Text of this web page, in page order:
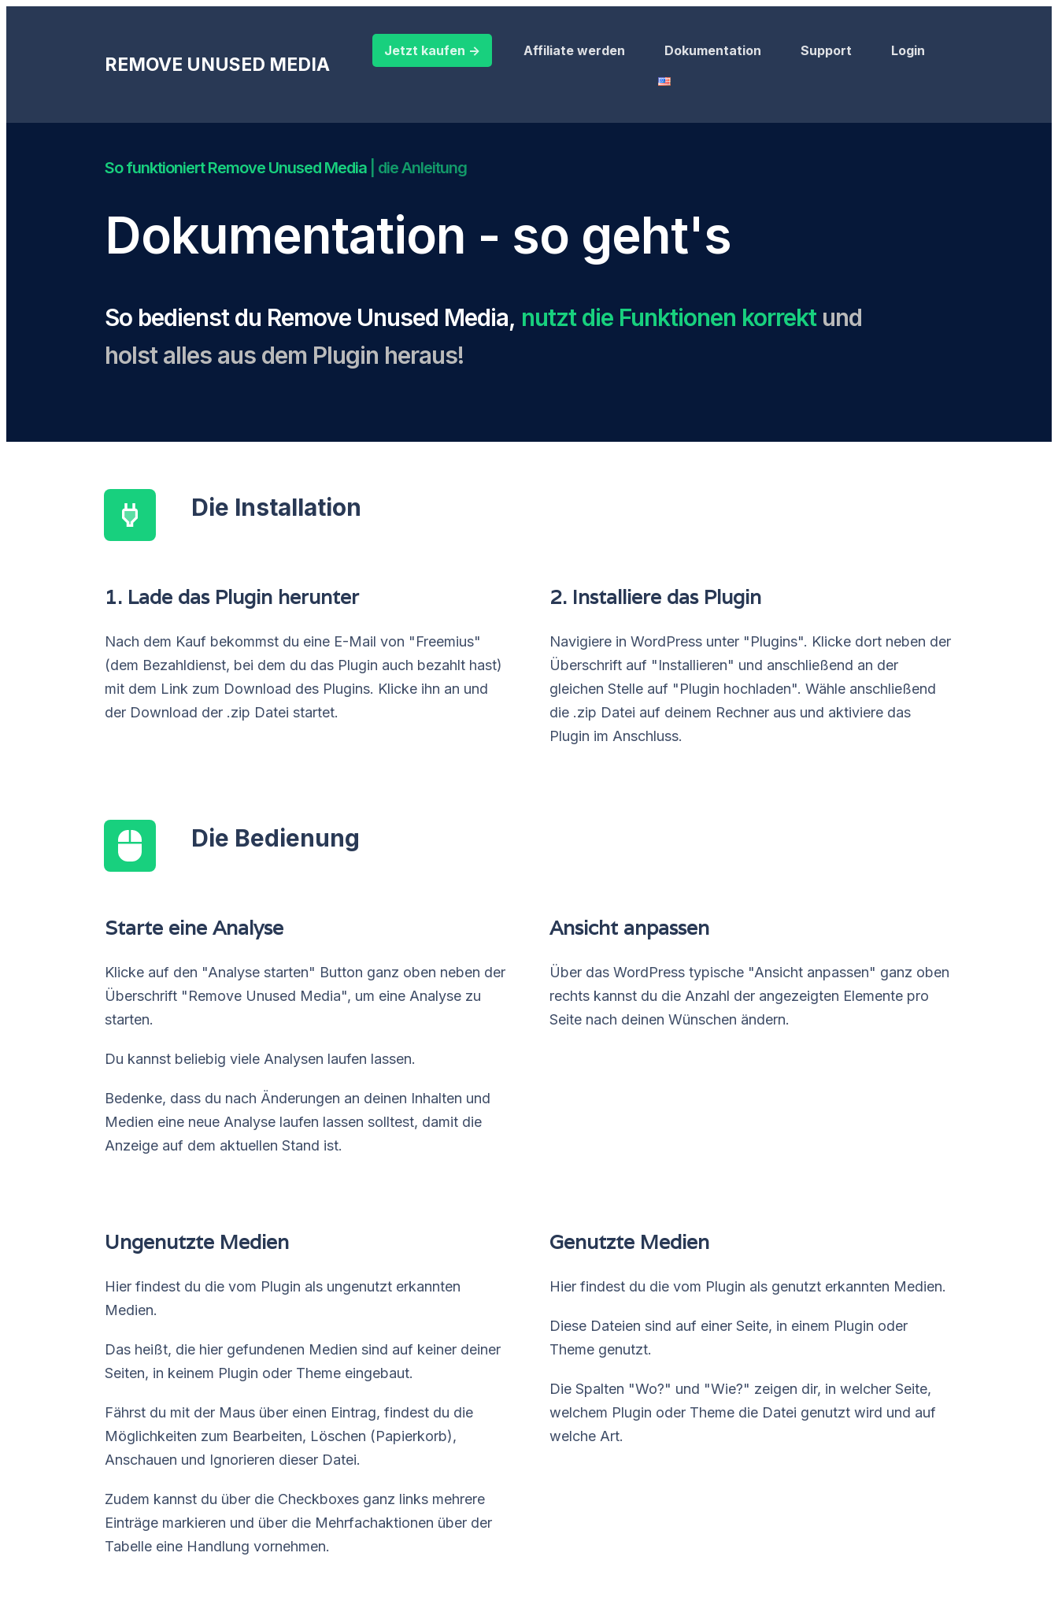
REMOVE UNUSED MEDIA
Jetzt kaufen -> Affiliate werden Dokumentation Support Login
So funktioniert Remove Unused Media | die Anleitung
Dokumentation - so geht's
So bedienst du Remove Unused Media, nutzt die Funktionen korrekt und
holst alles aus dem Plugin heraus!
Die Installation
1. Lade das Plugin herunter
Nach dem Kauf bekommst du eine E-Mail von "Freemius"
(dem Bezahldienst, bei dem du das Plugin auch bezahlt hast)
mit dem Link zum Download des Plugins. Klicke ihn an und
der Download der .zip Datei startet.
2. Installiere das Plugin
Navigiere in WordPress unter "Plugins". Klicke dort neben der
Überschrift auf "Installieren" und anschließend an der
gleichen Stelle auf "Plugin hochladen". Wähle anschließend
die .zip Datei auf deinem Rechner aus und aktiviere das
Plugin im Anschluss.
Die Bedienung
Starte eine Analyse
Klicke auf den "Analyse starten" Button ganz oben neben der
Überschrift "Remove Unused Media", um eine Analyse zu
starten.
Du kannst beliebig viele Analysen laufen lassen.
Bedenke, dass du nach Änderungen an deinen Inhalten und
Medien eine neue Analyse laufen lassen solltest, damit die
Anzeige auf dem aktuellen Stand ist.
Ansicht anpassen
Über das WordPress typische "Ansicht anpassen" ganz oben
rechts kannst du die Anzahl der angezeigten Elemente pro
Seite nach deinen Wünschen ändern.
Ungenutzte Medien
Hier findest du die vom Plugin als ungenutzt erkannten
Medien.
Das heißt, die hier gefundenen Medien sind auf keiner deiner
Seiten, in keinem Plugin oder Theme eingebaut.
Fährst du mit der Maus über einen Eintrag, findest du die
Möglichkeiten zum Bearbeiten, Löschen (Papierkorb),
Anschauen und Ignorieren dieser Datei.
Zudem kannst du über die Checkboxes ganz links mehrere
Einträge markieren und über die Mehrfachaktionen über der
Tabelle eine Handlung vornehmen.
Genutzte Medien
Hier findest du die vom Plugin als genutzt erkannten Medien.
Diese Dateien sind auf einer Seite, in einem Plugin oder
Theme genutzt.
Die Spalten "Wo?" und "Wie?" zeigen dir, in welcher Seite,
welchem Plugin oder Theme die Datei genutzt wird und auf
welche Art.